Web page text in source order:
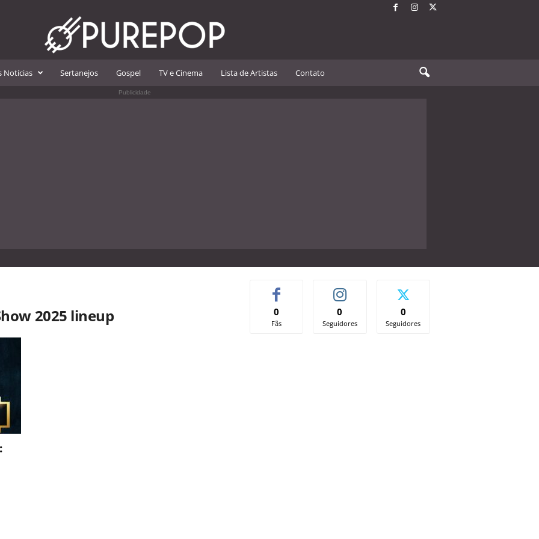
Notícias Sertanejos Gospel TV e Cinema Lista de Artistas Contato
Publicidade
2025 lineup 0
Fãs
0
Seguidores
0
Seguidores